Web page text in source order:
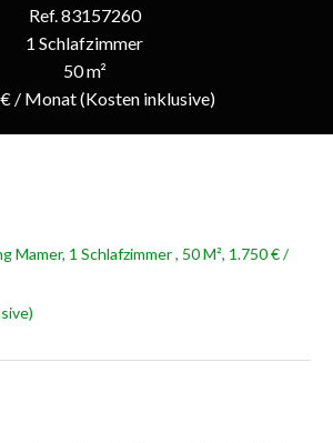
Ref. 83157260
1 Schlafzimmer
50 m²
/ Monat (Kosten inklusive)
Mamer, 1 Schlafzimmer , 50 M², 1.750 € /